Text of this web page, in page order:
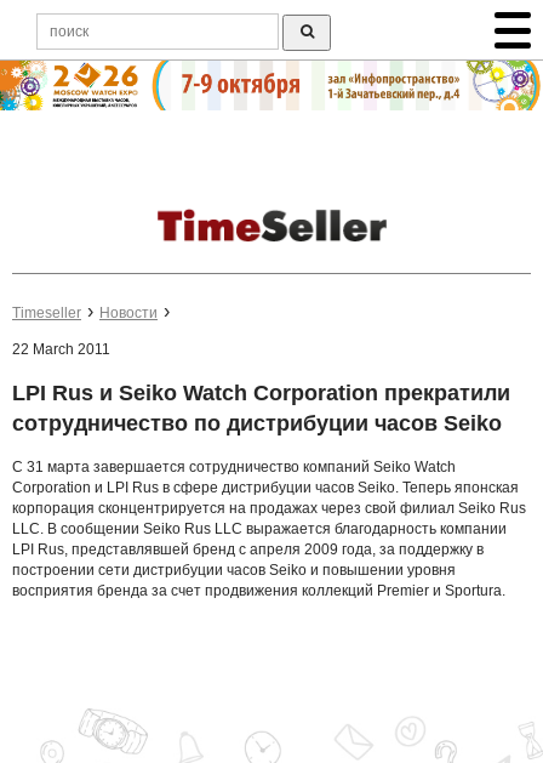
Timeseller Новости
22 March 2011
LPI Rus и Seiko Watch Corporation прекратили
сотрудничество по дистрибуции часов Seiko
С 31 марта завершается сотрудничество компаний Seiko Watch
Corporation и LPI Rus в сфере дистрибуции часов Seiko. Теперь японская
корпорация сконцентрируется на продажах через свой филиал Seiko Rus
LLC. В сообщении Seiko Rus LLC выражается благодарность компании
LPI Rus, представлявшей бренд с апреля 2009 года, за поддержку в
построении сети дистрибуции часов Seiko и повышении уровня
восприятия бренда за счет продвижения коллекций Premier и Sportura.